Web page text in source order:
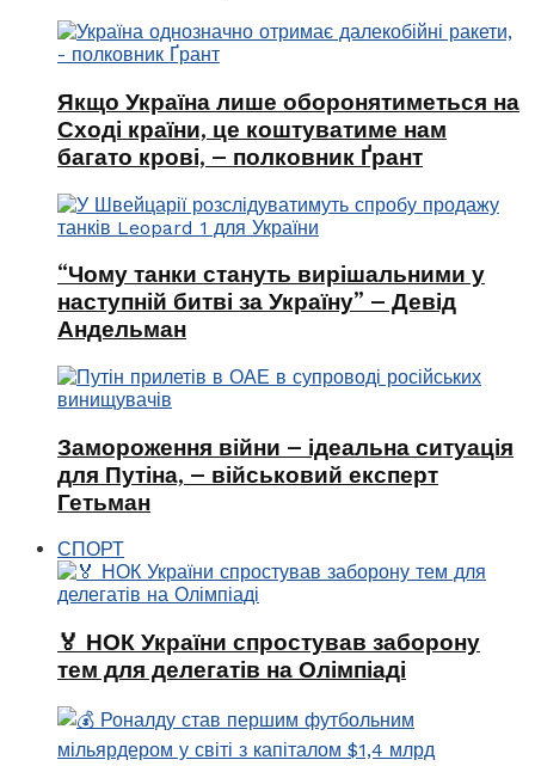
Якщо Україна лише оборонятиметься на
Сході країни, це коштуватиме нам
багато крові, – полковник Ґрант
“Чому танки стануть вирішальними у
наступній битві за Україну” – Девід
Андельман
Замороження війни – ідеальна ситуація
для Путіна, – військовий експерт
Гетьман
СПОРТ
🏅 НОК України спростував заборону
тем для делегатів на Олімпіаді